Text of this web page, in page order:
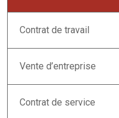
Contrat de travail
Vente d’entreprise
Contrat de service